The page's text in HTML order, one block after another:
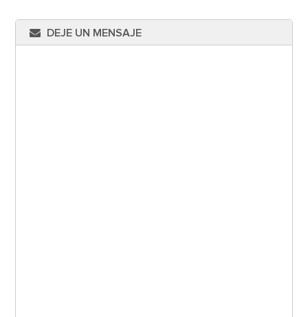
DEJE UN MENSAJE